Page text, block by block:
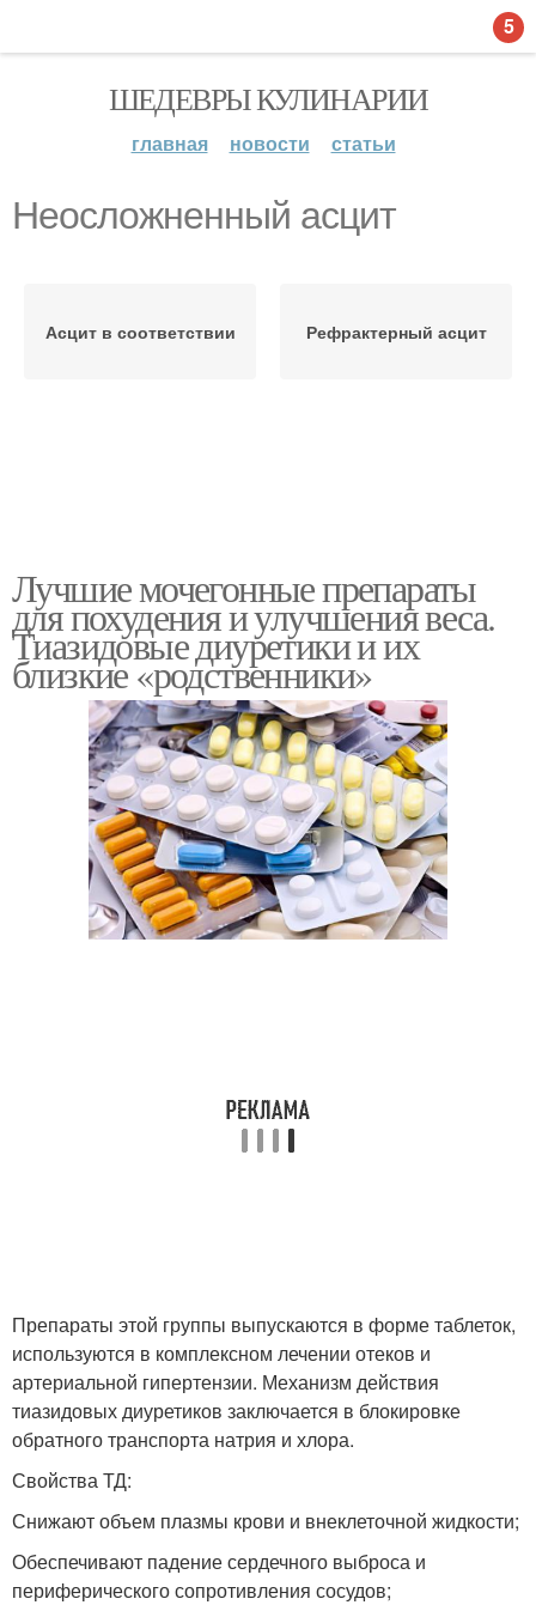
ШЕДЕВРЫ КУЛИНАРИИ
главная новости статьи
Неосложненный асцит
Асцит в соответствии Рефрактерный асцит
Лучшие мочегонные препараты
для похудения и улучшения веса.
Тиазидовые диуретики и их
близкие «родственники»
Препараты этой группы выпускаются в форме таблеток,
используются в комплексном лечении отеков и
артериальной гипертензии. Механизм действия
тиазидовых диуретиков заключается в блокировке
обратного транспорта натрия и хлора.
Свойства ТД:
Снижают объем плазмы крови и внеклеточной жидкости;
Обеспечивают падение сердечного выброса и
периферического сопротивления сосудов;
5